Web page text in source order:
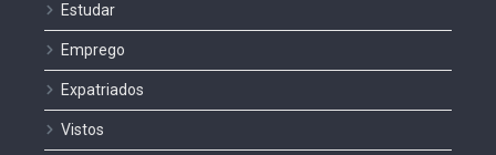
Estudar
Emprego
Expatriados
Vistos